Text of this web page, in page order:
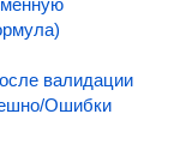
валидации
Ошибки